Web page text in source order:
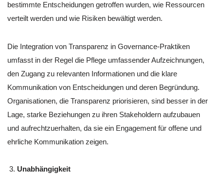
bestimmte Entscheidungen getroffen wurden, wie Ressourcen
verteilt werden und wie Risiken bewältigt werden.
Die Integration von Transparenz in Governance-Praktiken
umfasst in der Regel die Pflege umfassender Aufzeichnungen,
den Zugang zu relevanten Informationen und die klare
Kommunikation von Entscheidungen und deren Begründung.
Organisationen, die Transparenz priorisieren, sind besser in der
Lage, starke Beziehungen zu ihren Stakeholdern aufzubauen
und aufrechtzuerhalten, da sie ein Engagement für offene und
ehrliche Kommunikation zeigen.
Unabhängigkeit